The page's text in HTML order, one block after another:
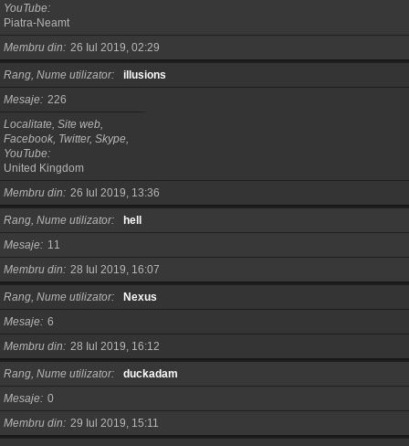
YouTube
Piatra-Neamt
Membru din
26 Iul 2019, 02:29
Rang, Nume utilizator
illusions
Mesaje
226
Localitate, Site web,
Facebook, Twitter, Skype,
YouTube
United Kingdom
Membru din
26 Iul 2019, 13:36
Rang, Nume utilizator
hell
Mesaje
11
Membru din
28 Iul 2019, 16:07
Rang, Nume utilizator
Nexus
Mesaje 6
Membru din
28 Iul 2019, 16:12
Rang, Nume utilizator
duckadam
Mesaje 0
Membru din
29 Iul 2019, 15:11